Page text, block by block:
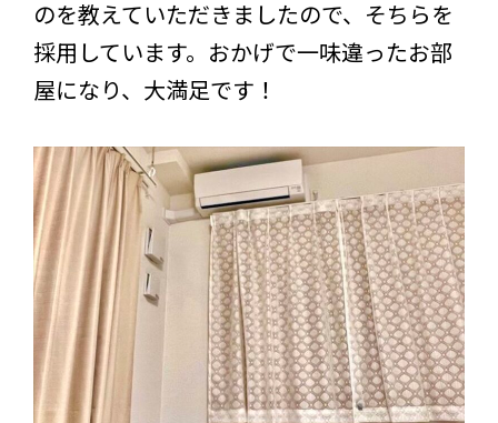
のを教えていただきましたので、そちらを
採用しています。おかげで一味違ったお部
屋になり、大満足です！